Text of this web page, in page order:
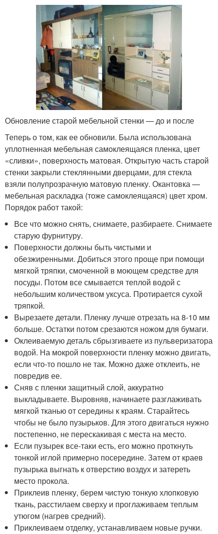
Обновление старой мебельной стенки — до и после
Теперь о том, как ее обновили. Была использована
уплотненная мебельная самоклеящаяся пленка, цвет
«сливки», поверхность матовая. Открытую часть старой
стенки закрыли стеклянными дверцами, для стекла
взяли полупрозрачную матовую пленку. Окантовка —
мебельная раскладка (тоже самоклеящаяся) цвет хром.
Порядок работ такой:
Все что можно снять, снимаете, разбираете. Снимаете
старую фурнитуру.
Поверхности должны быть чистыми и
обезжиренными. Добиться этого проще при помощи
мягкой тряпки, смоченной в моющем средстве для
посуды. Потом все смывается теплой водой с
небольшим количеством уксуса. Протирается сухой
тряпкой.
Вырезаете детали. Пленку лучше отрезать на 8-10 мм
больше. Остатки потом срезаются ножом для бумаги.
Оклеиваемую деталь сбрызгиваете из пульверизатора
водой. На мокрой поверхности пленку можно двигать,
если что-то пошло не так. Можно даже отклеить, не
повредив ее.
Сняв с пленки защитный слой, аккуратно
выкладываете. Выровняв, начинаете разглаживать
мягкой тканью от середины к краям. Старайтесь
чтобы не было пузырьков. Для этого двигаться нужно
постепенно, не перескакивая с места на место.
Если пузырек все-таки есть, его можно проткнуть
тонкой иглой примерно посередине. Затем от краев
пузырька выгнать к отверстию воздух и затереть
место прокола.
Приклеив пленку, берем чистую тонкую хлопковую
ткань, расстилаем сверху и проглаживаем теплым
утюгом (нагрев средний).
Приклеиваем отделку, устанавливаем новые ручки.